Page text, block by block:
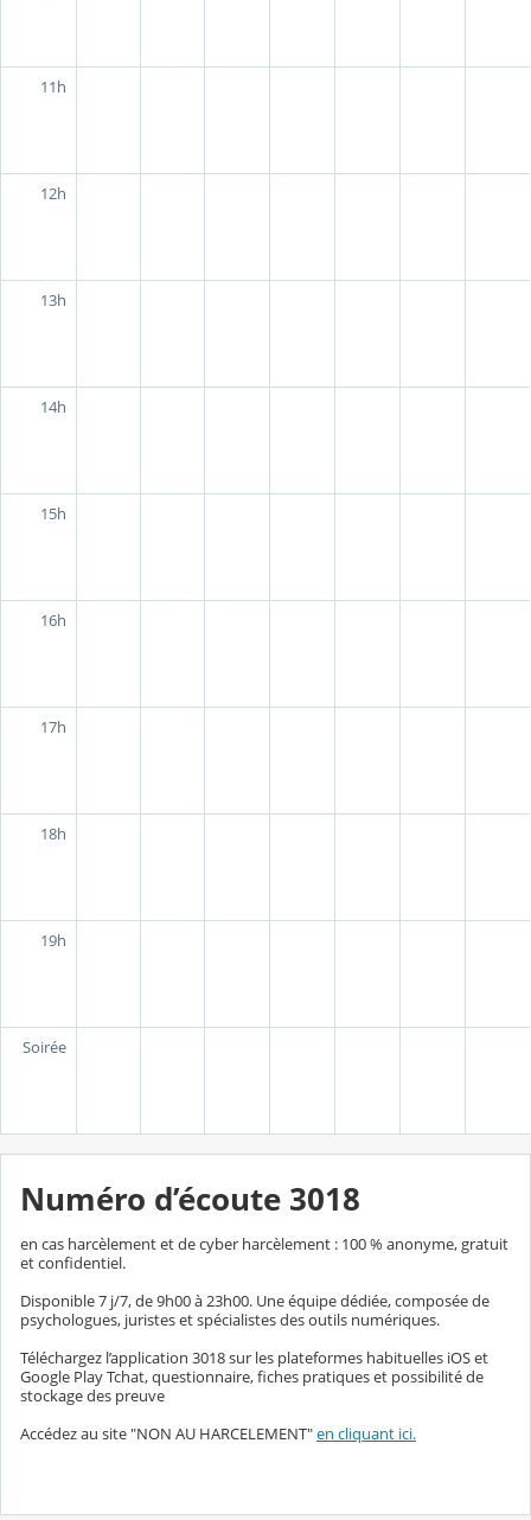
11h
12h
13h
14h
15h
16h
17h
18h
19h
Soirée
Numéro d’écoute 3018
en cas harcèlement et de cyber harcèlement : 100 % anonyme, gratuit
et confidentiel.
Disponible 7 j/7, de 9h00 à 23h00. Une équipe dédiée, composée de
psychologues, juristes et spécialistes des outils numériques.
Téléchargez l’application 3018 sur les plateformes habituelles iOS et
Google Play Tchat, questionnaire, fiches pratiques et possibilité de
stockage des preuve
Accédez au site "NON AU HARCELEMENT"en cliquant ici.